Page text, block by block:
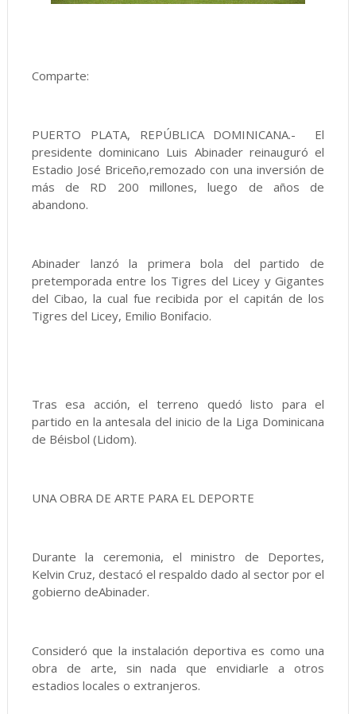
Comparte:
PUERTO PLATA, REPÚBLICA DOMINICANA.- El
presidente dominicano Luis Abinader reinauguró el
Estadio José Briceño,remozado con una inversión de
más de RD 200 millones, luego de años de
abandono.
Abinader lanzó la primera bola del partido de
pretemporada entre los Tigres del Licey y Gigantes
del Cibao, la cual fue recibida por el capitán de los
Tigres del Licey, Emilio Bonifacio.
Tras esa acción, el terreno quedó listo para el
partido en la antesala del inicio de la Liga Dominicana
de Béisbol (Lidom).
UNA OBRA DE ARTE PARA EL DEPORTE
Durante la ceremonia, el ministro de Deportes,
Kelvin Cruz, destacó el respaldo dado al sector por el
gobierno deAbinader.
Consideró que la instalación deportiva es como una
obra de arte, sin nada que envidiarle a otros
estadios locales o extranjeros.